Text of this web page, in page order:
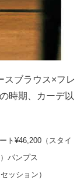
スブラウス×フレ
時期、カーデ以
ト¥46,200（スタイ
パンプス
ッション）